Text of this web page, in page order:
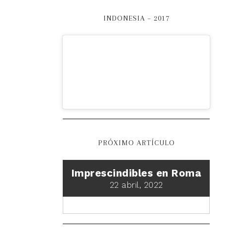
INDONESIA – 2017
PRÓXIMO ARTÍCULO
Imprescindibles en Roma
22 abril, 2022